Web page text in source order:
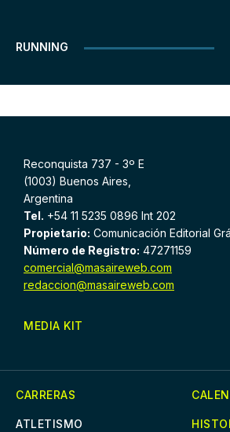
RUNNING
Reconquista 737 - 3º E
(1003) Buenos Aires,
Argentina
Tel. +54 11 5235 0896 Int 202
Propietario: Comunicación Editorial
Número de Registro: 47271159
comercial@masaireweb.com
redaccion@masaireweb.com
MEDIA KIT
CARRERAS
ATLETISMO